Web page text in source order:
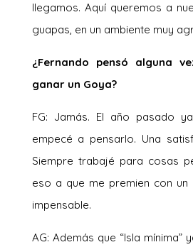
llegamos. Aquí queremos a
guapas, en un ambiente muy
¿Fernando pensó alguna
ganar un Goya?
FG: Jamás. El año pasado
empecé a pensarlo. Una
Siempre trabajé para cosas
eso a que me premien con un
impensable.
AG: Además que “Isla mínima”